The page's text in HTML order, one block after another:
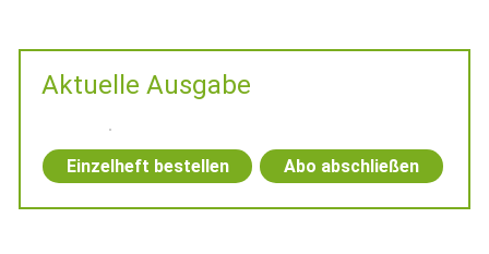
Aktuelle Ausgabe
Einzelheft bestellen Abo abschließen